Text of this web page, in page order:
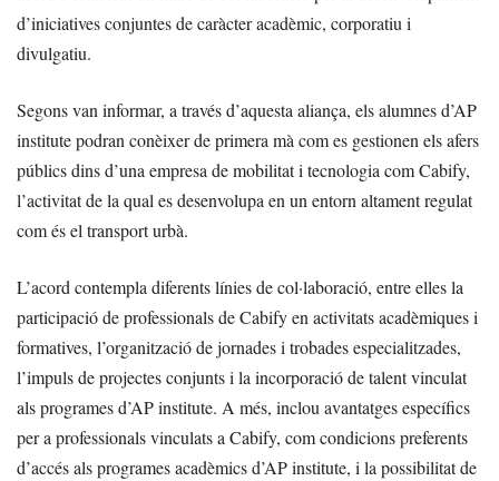
d’iniciatives conjuntes de caràcter acadèmic, corporatiu i
divulgatiu.
Segons van informar, a través d’aquesta aliança, els alumnes d’AP
institute podran conèixer de primera mà com es gestionen els afers
públics dins d’una empresa de mobilitat i tecnologia com Cabify,
l’activitat de la qual es desenvolupa en un entorn altament regulat
com és el transport urbà.
L’acord contempla diferents línies de col·laboració, entre elles la
participació de professionals de Cabify en activitats acadèmiques i
formatives, l’organització de jornades i trobades especialitzades,
l’impuls de projectes conjunts i la incorporació de talent vinculat
als programes d’AP institute. A més, inclou avantatges específics
per a professionals vinculats a Cabify, com condicions preferents
d’accés als programes acadèmics d’AP institute, i la possibilitat de